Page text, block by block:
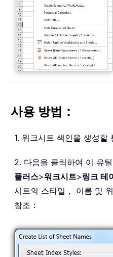
사용 방법：
1. 워크시트 색인을 생성할
2. 다음을 클릭하여 이 유
플러스>워크시트>링크 테
시트의 스타일， 이름 및
참조：